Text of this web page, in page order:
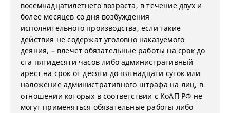
восемнадцатилетнего возраста, в течение двух и
более месяцев со дня возбуждения
исполнительного производства, если такие
действия не содержат уголовно наказуемого
деяния, – влечет обязательные работы на срок до
ста пятидесяти часов либо административный
арест на срок от десяти до пятнадцати суток или
наложение административного штрафа на лиц, в
отношении которых в соответствии с КоАП РФ не
могут применяться обязательные работы либо